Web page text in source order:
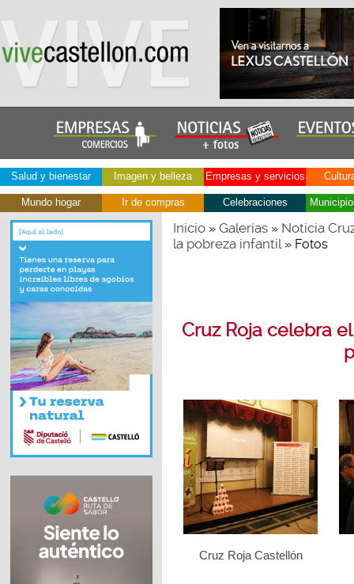
Salud y bienestar Imagen y belleza Empresas y servicios
Mundo hogar Ir de compras Celebraciones
Inicio» Galerías» Noticia
la pobreza infantil» Fotos
Cruz Roja celebra
Cruz Roja Castellón